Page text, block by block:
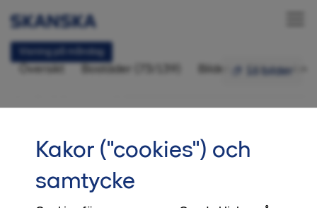
16 bilder
Visning på måndag
Kungsängen, Uppsala
Intresseanmälan
Översikt Bostäder (73/139) Bilder Ditt nya
Sänkta priser på 2–5 rum och kök –
spara 250 000 kr!
Kakor ("cookies") och
samtycke